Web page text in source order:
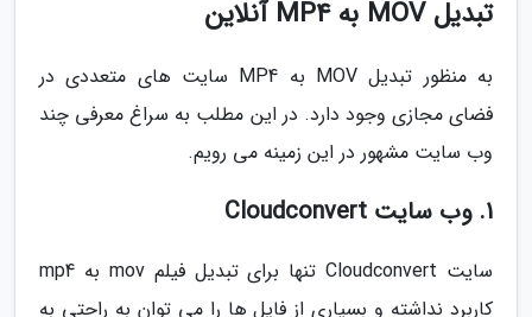
تبدیل MOV به MP4 آنلاین
به منظور تبدیل MOV به MP4 سایت های متعددی در
فضای مجازی وجود دارد. در این مطلب به سراغ معرفی چند
وب سایت مشهور در این زمینه می رویم.
1. وب سایت Cloudconvert
سایت Cloudconvert تنها برای تبدیل فیلم mov به mp4
کاربرد نداشته و بسیاری از فایل ها را می توان به راحتی به